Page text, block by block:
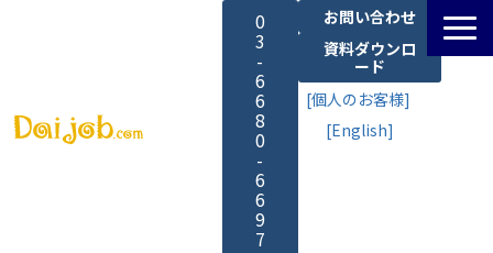
0
3
-
6
6
8
0
-
6
6
9
7
お問い合わせ
資料ダウンロ
ード
[個人のお客様]
[English]